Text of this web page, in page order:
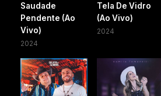
Saudade
Pendente (Ao
Vivo)
2024
Tela De Vidro
(Ao Vivo)
2024